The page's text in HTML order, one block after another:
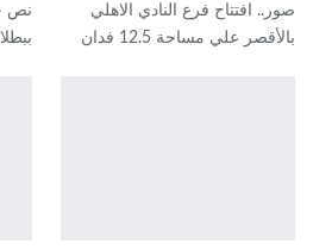
صور.. افتتاح فرع النادي الاهلي
بالأقصر علي مساحة 12.5 فدان
نص